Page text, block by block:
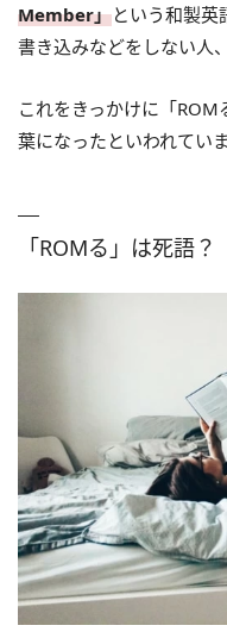
Member」という和製英
書き込みなどをしない人
これをきっかけに「
葉になったといわれていま
「ROMる」は死語？